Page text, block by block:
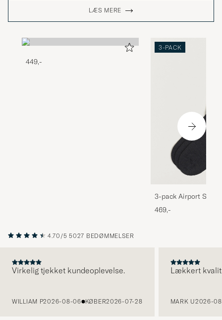
LÆS MERE
449,-
3-PACK
3-pack Airport
Melange
469,-
4.70/5 5027 BEDØMMELSER
Virkelig tjekket kundeoplevelse.
WILLIAM P2026-08-06 KØBER2026-07-28
Lækkert
MARK U2026-